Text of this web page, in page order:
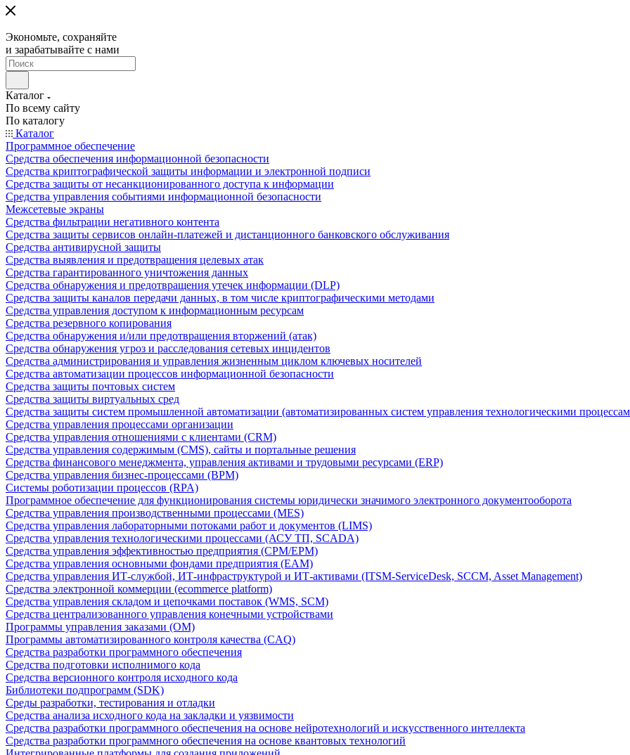
Экономьте, сохраняйте
и зарабатывайте с нами
Каталог
По всему сайту
По каталогу
Каталог
Программное обеспечение
Средства обеспечения информационной безопасности
Средства криптографической защиты информации и электронной подписи
Средства защиты от несанкционированного доступа к информации
Средства управления событиями информационной безопасности
Межсетевые экраны
Средства фильтрации негативного контента
Средства защиты сервисов онлайн-платежей и дистанционного банковского обслуживания
Средства антивирусной защиты
Средства выявления и предотвращения целевых атак
Средства гарантированного уничтожения данных
Средства обнаружения и предотвращения утечек информации (DLP)
Средства защиты каналов передачи данных, в том числе криптографическими методами
Средства управления доступом к информационным ресурсам
Средства резервного копирования
Средства обнаружения и/или предотвращения вторжений (атак)
Средства обнаружения угроз и расследования сетевых инцидентов
Средства администрирования и управления жизненным циклом ключевых носителей
Средства автоматизации процессов информационной безопасности
Средства защиты почтовых систем
Средства защиты виртуальных сред
Средства защиты систем промышленной автоматизации (автоматизированных систем управления технологическими
Средства управления процессами организации
Средства управления отношениями с клиентами (CRM)
Средства управления содержимым (CMS), сайты и портальные решения
Средства финансового менеджмента, управления активами и трудовыми ресурсами (ERP)
Средства управления бизнес-процессами (BPM)
Системы роботизации процессов (RPA)
Программное обеспечение для функционирования системы юридически значимого электронного документооборота
Средства управления производственными процессами (MES)
Средства управления лабораторными потоками работ и документов (LIMS)
Средства управления технологическими процессами (АСУ ТП, SCADA)
Средства управления эффективностью предприятия (CPM/EPM)
Средства управления основными фондами предприятия (EAM)
Средства управления ИТ-службой, ИТ-инфраструктурой и ИТ-активами (ITSM-ServiceDesk, SCCM, Asset Management)
Средства электронной коммерции (ecommerce platform)
Средства управления складом и цепочками поставок (WMS, SCM)
Средства централизованного управления конечными устройствами
Программы управления заказами (OM)
Программы автоматизированного контроля качества (CAQ)
Средства разработки программного обеспечения
Средства подготовки исполнимого кода
Средства версионного контроля исходного кода
Библиотеки подпрограмм (SDK)
Среды разработки, тестирования и отладки
Средства анализа исходного кода на закладки и уязвимости
Средства разработки программного обеспечения на основе нейротехнологий и искусственного интеллекта
Средства разработки программного обеспечения на основе квантовых технологий